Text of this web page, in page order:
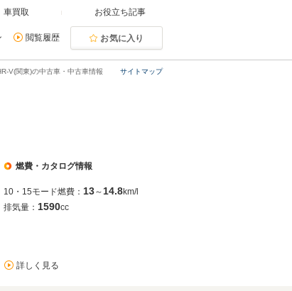
車買取 お役立ち記事
閲覧履歴 お気に入り
サイトマップ
V(関東)の中古車・中古車情報
燃費・カタログ情報
10・15モード燃費： 13～ 14.8km/l
排気量： 1590cc
詳しく見る